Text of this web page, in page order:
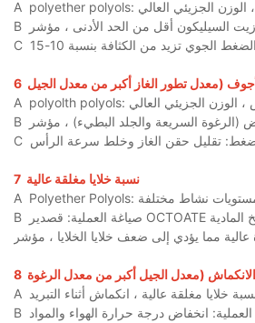
A
B
C
6
A
B
C
7 نسبة خلايا مغلقة عالية
A
B
8
A
B